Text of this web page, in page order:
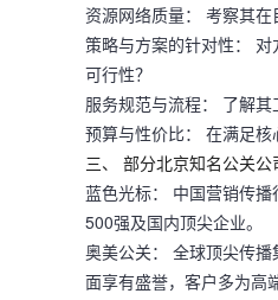
资源网络质量：
考察其在
策略与方案的针对性：
对
可行性？
服务规范与流程：
了解其
预算与性价比：
在满足核
三、 部分北京知名公关公
蓝色光标：
中国营销传
500强及国内顶尖企业。
奥美公关：
全球顶尖传播
面享有盛誉，客户多为高